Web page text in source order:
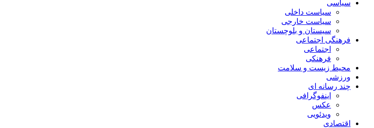
سیاسی
سیاست داخلی
سیاست خارجی
سیستان و بلوچستان
فرهنگی اجتماعی
اجتماعی
فرهنکی
محیط زیست و سلامت
ورزشی
چند رسانه ای
اینفوگرافی
عکس
ویدئویی
اقتصادی